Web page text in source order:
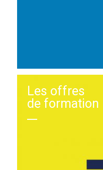
Les offres
de formation